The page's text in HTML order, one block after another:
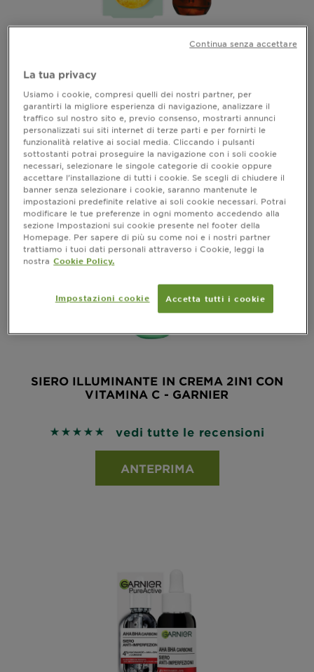
UNIFORMANTE
ANTEPRIMA
SIERO ILLUMINANTE IN CREMA 2IN1 CON
VITAMINA C - GARNIER
5 out of 5 stars based on reviews
vedi tutte le recensioni
ANTEPRIMA
La tua privacy
Usiamo i cookie, compresi quelli dei nostri partner, per
garantirti la migliore esperienza di navigazione, analizzare il
traffico sul nostro sito e, previo consenso, mostrarti annunci
personalizzati sui siti internet di terze parti e per fornirti le
funzionalità relative ai social media. Cliccando i pulsanti
sottostanti potrai proseguire la navigazione con i soli cookie
necessari, selezionare le singole categorie di cookie oppure
accettare l’installazione di tutti i cookie. Se scegli di chiudere il
banner senza selezionare i cookie, saranno mantenute le
impostazioni predefinite relative ai soli cookie necessari. Potrai
modificare le tue preferenze in ogni momento accedendo alla
sezione Impostazioni sui cookie presente nel footer della
Homepage. Per sapere di più su come noi e i nostri partner
trattiamo i tuoi dati personali attraverso i Cookie, leggi la
nostra Cookie Policy.
Impostazioni cookie Accetta tutti i cookie
Continua senza accettare